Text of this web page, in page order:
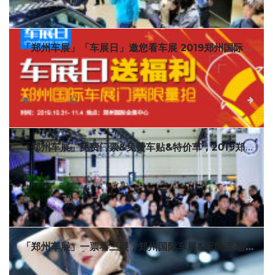
瑞巴蒂，还在等什么?是时候展示真正的手速了！2020郑州国际
车展价值30元车展门票免费派送中，数量有限，先领先得！仅
限10000张！！！
「郑州车展」「车展日」邀您看车展 2019郑州国际车
展门票限量抢
2019第十二届郑州国际汽车展览会暨新能源∙智联网联汽车
展览会（简称：郑州国际车展）将于10月31日-11月4日在郑州
国际会展中心盛大举行。 想去看车展，门票准备好了吗？【车
展日】车展网为大家准备了50张此次郑州国际车展门票，需要
就赶快来领吧！
10458 0 详细
「郑州车展」免费门票&免费车贴&特价车，2019郑州
国际车展福利覆盖全城！
2019第十二届郑州国际车展定于10月31日-11月4日在郑州
国际会展中心启幕。为回馈广大消费者多年的信赖，展前两个
月就开通免费送车展门票通道，免费领车展门票还可参与抢特
价车活动，有车一族还可参与车展老司机系列活动。
7710 0 详细
「郑州车展」一票看三展，郑州国际车展&新能源·智能
汽车展&房车露营展来啦！
10月31日-11月4日，郑州CBD国际会展中心，百余个汽车